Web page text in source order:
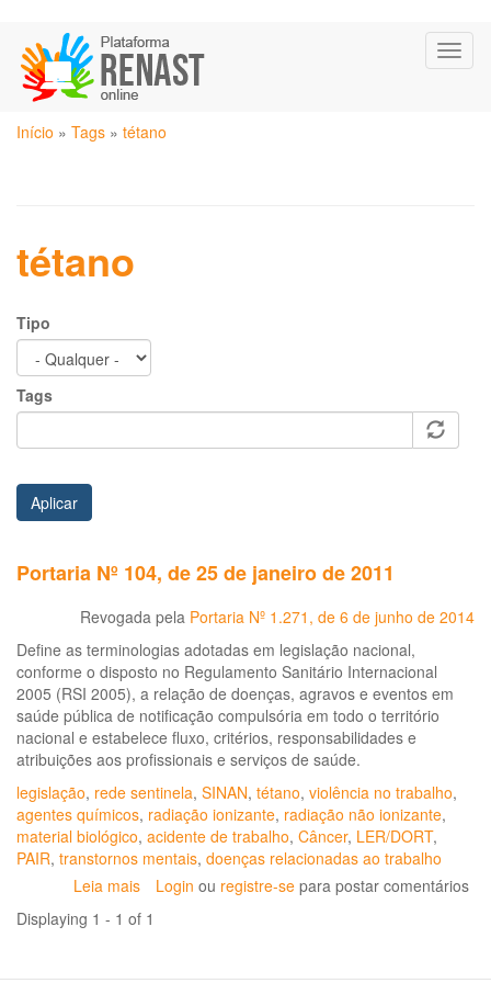
para
conteúdo
principal
Você
Início » Tags » tétano
tétano
Tipo
Tags
Aplicar
Portaria Nº 104, de 25 de janeiro de 2011
Revogada pela Portaria Nº 1.271, de 6 de junho de 2014
Define as terminologias adotadas em legislação nacional,
conforme o disposto no Regulamento Sanitário Internacional
2005 (RSI 2005), a relação de doenças, agravos e eventos em
saúde pública de notificação compulsória em todo o território
nacional e estabelece fluxo, critérios, responsabilidades e
atribuições aos profissionais e serviços de saúde.
legislação, rede sentinela, SINAN, tétano, violência no trabalho,
agentes químicos, radiação ionizante, radiação não ionizante,
material biológico, acidente de trabalho, Câncer, LER/DORT,
PAIR, transtornos mentais, doenças relacionadas ao trabalho
Leia mais sobre
Portaria
Nº
de
Login ou registre-se para postar comentários
Displaying 1 - 1 of 1